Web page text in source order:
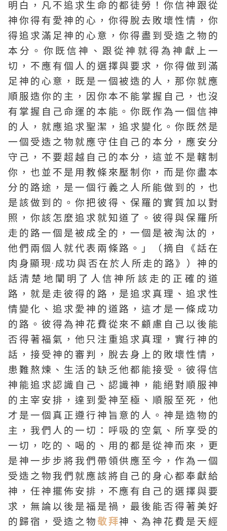
明白，凡不追求生命的都徒勞！你信神跟從
神你得有愛神的心，你得脫去敗壞性情，你
得追求滿足神的心意，你得盡到受造之物的
本分。你既信神、跟從神就得為神獻上一
切，不應有個人的選擇與要求，你得做到滿
足神的心意，既是一個被造的人，那你就應
順服造你的主，因你本不能掌握自己，也沒
有掌握自己命運的本能。你既作為一個信神
的人，就應追求聖潔，追求變化。你既然是
一個受造之物就應守住自己的本分，應安分
守己，不要超越自己的本分，這並不是轄制
你，也並不是用教條來壓制你，而是你盡本
分的路途，是一個行義之人所能做到的，也
是該做到的。你把彼得、保羅的實質加以對
照，你該怎麼追求就知道了。彼得與保羅所
走的路一個是被成全的，一個是被淘汰的，
他們兩個人就代表兩條路。」（摘自《話在
肉身顯現·成功與否在於人所走的路》）神的
話清楚地闡明了人信神所該走的正確的道
路，就是走彼得的路，是追求真理、追求性
情變化、追求愛神的道路，這才是一條成功
的路。彼得為神花費從來不顧慮自己以後能
否得著福氣，他只注重追求真理，實行神的
話，接受神的審判，脫去身上的敗壞性情，
患難熬煉、生活的缺乏他都能接受。彼得信
神能追求認識自己、認識神，能絕對順服神
的主宰安排，達到愛神至極、順服至死，他
才是一個真正遵行神旨意的人。神是造物的
主，我們人的一切：呼吸的空氣、所享受的
一切，吃的、喝的、用的都是從神而來，更
是神一步步將我們帶領供應至今，作為一個
受造之物我們就應該將自己的身心都奉獻給
神，任神擺佈安排，不應有自己的選擇與要
求，無論以後是福是禍，最後能否得著美好
的歸宿，受造之物敬拜神、為神花費是天經